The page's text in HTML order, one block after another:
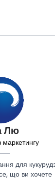
Лю
для
що ви хочете